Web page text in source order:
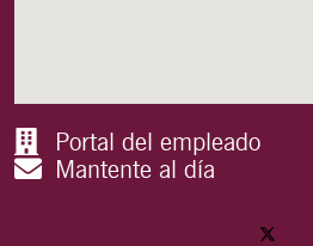
Portal del empleado
Mantente al día